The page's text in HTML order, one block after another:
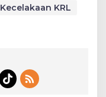
Kecelakaan KRL